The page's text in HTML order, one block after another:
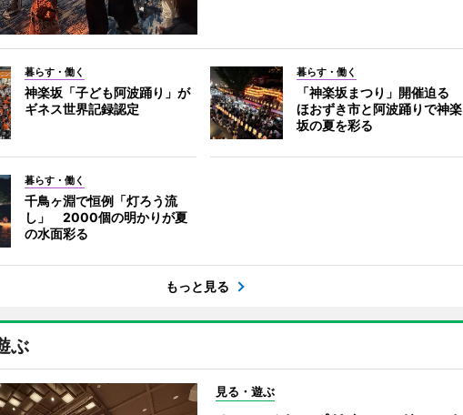
暮らす・働く
神楽坂「子ども阿波踊り」が
ギネス世界記録認定
暮らす・働く
「神楽坂まつり」開催迫る
ほおずき市と阿波踊りで神楽
坂の夏を彩る
暮らす・働く
千鳥ヶ淵で恒例「灯ろう流
し」 2000個の明かりが夏
の水面彩る
もっと見る
ぶ
見る・遊ぶ